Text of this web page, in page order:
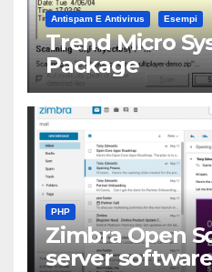
Antispam E Antivirus Esempi
Trend Micro
Package
PHP
Zimbra Open
server